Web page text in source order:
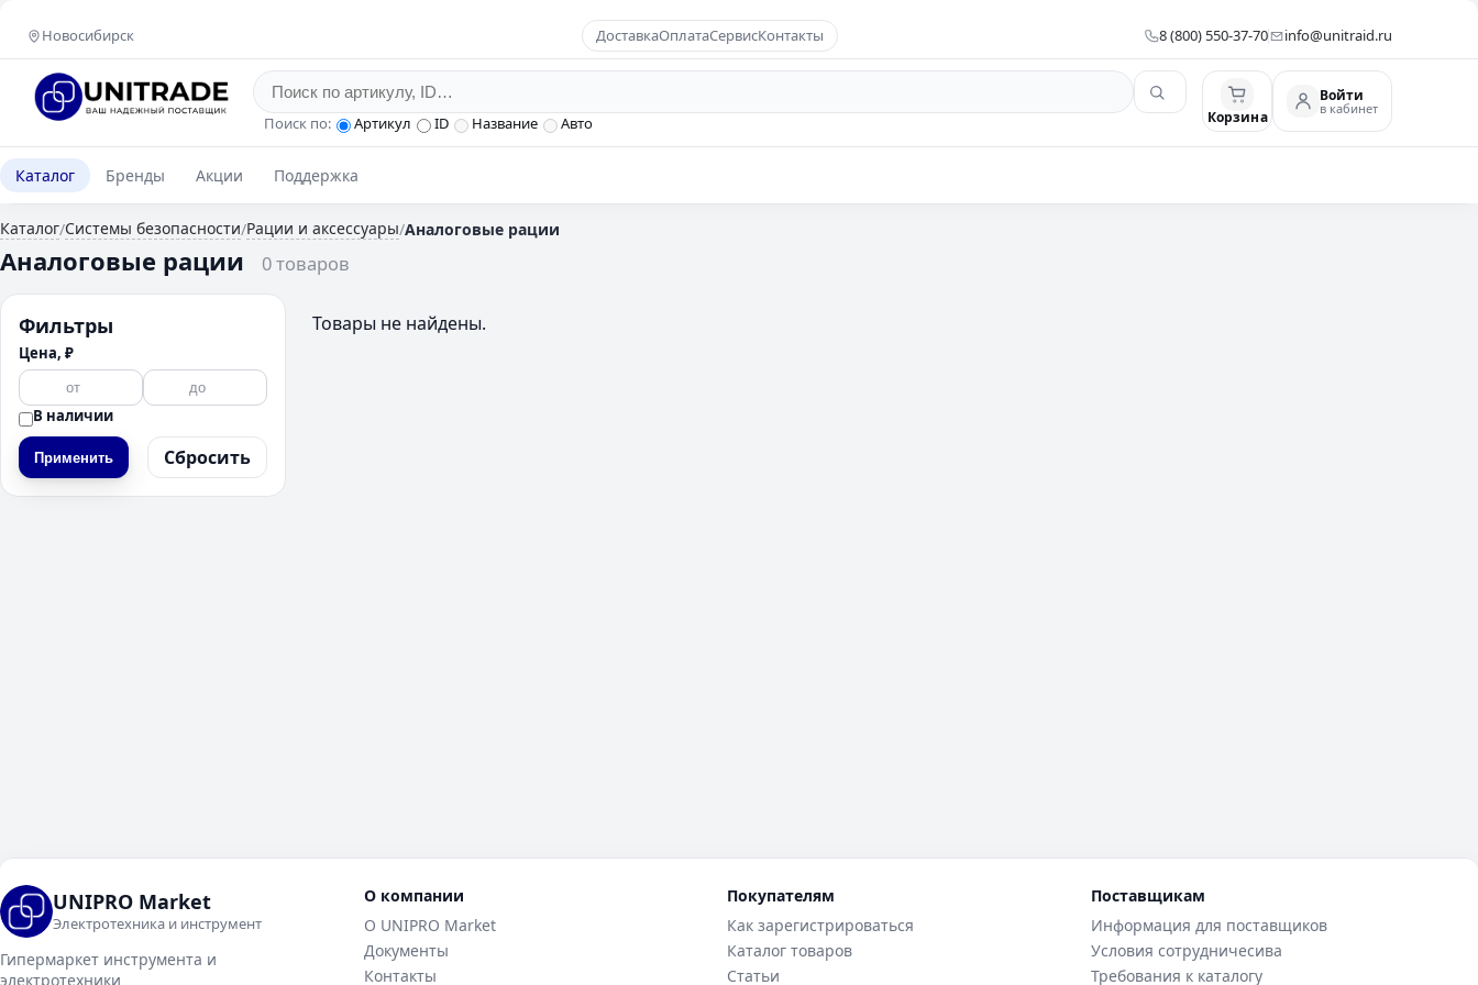
Новосибирск ДоставкаОплатаСервисКонтакты 8 (800) 550-37-70 info@unitraid.ru
Поиск по: Артикул ID Название Авто Корзина
Войти
в кабинет
Каталог Бренды Акции Поддержка
Каталог/Системы безопасности/Рации и аксессуары/Аналоговые рации
Аналоговые рации 0 товаров
Фильтры
Цена, ₽
В наличии
Применить Сбросить
Товары не найдены.
UNIPRO Market
Электротехника и инструмент
Гипермаркет инструмента и
электротехники
О компании
О UNIPRO Market
Документы
Контакты
Покупателям
Как зарегистрироваться
Каталог товаров
Статьи
Поставщикам
Информация для поставщиков
Условия сотрудничесива
Требования к каталогу